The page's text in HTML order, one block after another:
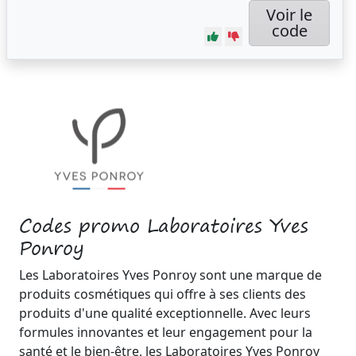
Codes promo Laboratoires Yves
Ponroy
Les Laboratoires Yves Ponroy sont une marque de
produits cosmétiques qui offre à ses clients des
produits d'une qualité exceptionnelle. Avec leurs
formules innovantes et leur engagement pour la
santé et le bien-être, les Laboratoires Yves Ponroy
Voir le
code